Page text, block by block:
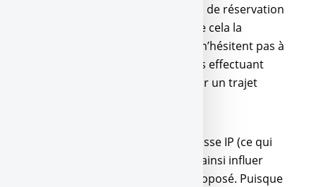
Certains pensent que les systèmes de réservation
optimisent encore un peu plus que cela la
réservation des billets en ligne, et n’hésitent pas à
augmenter les prix aux internautes effectuant
régulièrement des recherches pour un trajet
Le système a enregistré votre adresse IP (ce qui
identifie votre ordinateur) et peut ainsi influer
directement sur le prix du billet proposé. Puisque